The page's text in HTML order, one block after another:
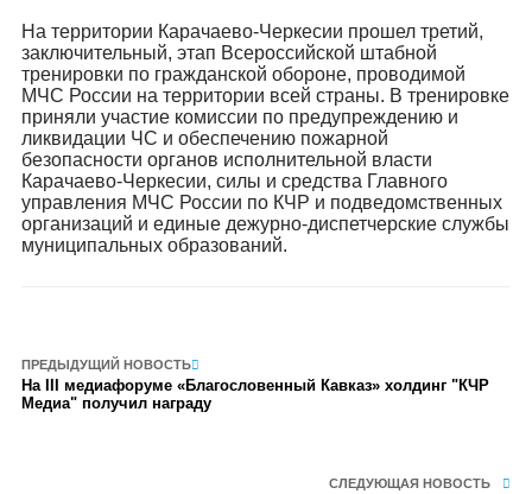
На территории Карачаево-Черкесии прошел третий,
заключительный, этап Всероссийской штабной
тренировки по гражданской обороне, проводимой
МЧС России на территории всей страны. В тренировке
приняли участие комиссии по предупреждению и
ликвидации ЧС и обеспечению пожарной
безопасности органов исполнительной власти
Карачаево-Черкесии, силы и средства Главного
управления МЧС России по КЧР и подведомственных
организаций и единые дежурно-диспетчерские службы
муниципальных образований.
ПРЕДЫДУЩИЙ НОВОСТЬ
На III медиафоруме «Благословенный Кавказ» холдинг "КЧР
Медиа" получил награду
СЛЕДУЮЩАЯ НОВОСТЬ